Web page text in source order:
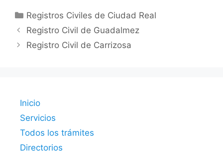
Categorías
Registros Civiles de Ciudad Real
Registro Civil de Guadalmez
Registro Civil de Carrizosa
Inicio
Servicios
Todos los trámites
Directorios